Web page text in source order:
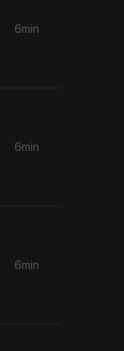
6min
6min
6min